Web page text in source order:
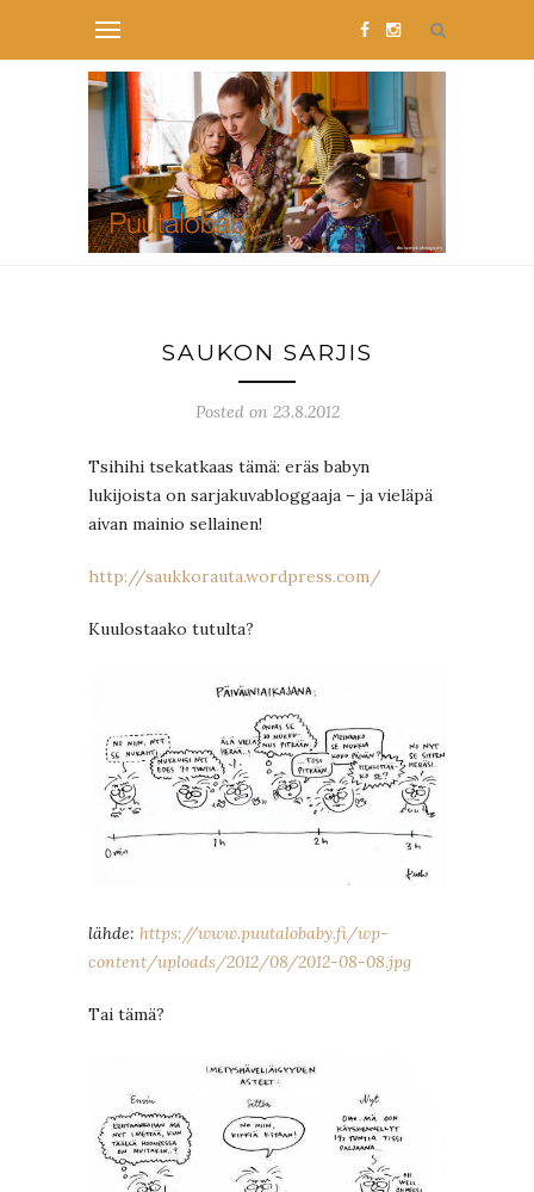
SAUKON SARJIS
Posted on 23.8.2012
Tsihihi tsekatkaas tämä: eräs babyn
lukijoista on sarjakuvabloggaaja – ja vieläpä
aivan mainio sellainen!
http://saukkorauta.wordpress.com/
Kuulostaako tutulta?
lähde: https://www.puutalobaby.fi/wp-
content/uploads/2012/08/2012-08-08.jpg
Tai tämä?